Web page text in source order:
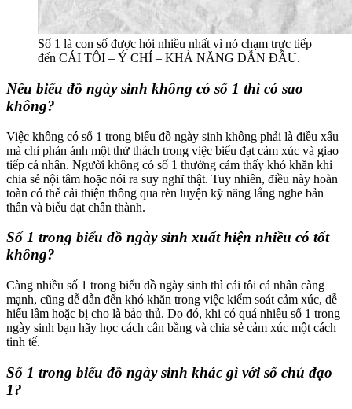
Số 1 là con số được hỏi nhiều nhất vì nó chạm trực tiếp
đến CÁI TÔI – Ý CHÍ – KHẢ NĂNG DẪN ĐẦU.
Nếu biểu đồ ngày sinh không có số 1 thì có sao
không?
Việc không có số 1 trong biểu đồ ngày sinh không phải là điều xấu
mà chỉ phản ánh một thử thách trong việc biểu đạt cảm xúc và giao
tiếp cá nhân. Người không có số 1 thường cảm thấy khó khăn khi
chia sẻ nội tâm hoặc nói ra suy nghĩ thật. Tuy nhiên, điều này hoàn
toàn có thể cải thiện thông qua rèn luyện kỹ năng lắng nghe bản
thân và biểu đạt chân thành.
Số 1 trong biểu đồ ngày sinh xuất hiện nhiều có tốt
không?
Càng nhiều số 1 trong biểu đồ ngày sinh thì cái tôi cá nhân càng
mạnh, cũng dễ dẫn đến khó khăn trong việc kiểm soát cảm xúc, dễ
hiểu lầm hoặc bị cho là bảo thủ. Do đó, khi có quá nhiều số 1 trong
ngày sinh bạn hãy học cách cân bằng và chia sẻ cảm xúc một cách
tinh tế.
Số 1 trong biểu đồ ngày sinh khác gì với số chủ đạo
1?